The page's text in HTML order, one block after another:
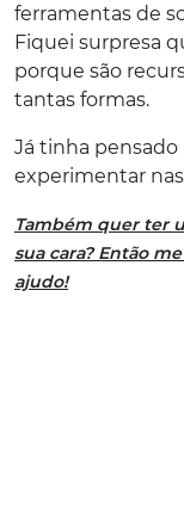
ferramentas de
Fiquei surpresa
porque são
tantas formas.
Já tinha pensado
experimentar
Também quer ter
sua cara? Então me
ajudo!